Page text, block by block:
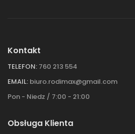
Kontakt
TELEFON: 760 213 554
EMAIL: biuro.rodimax@gmail.com
Pon - Niedz / 7:00 - 21:00
Obsługa Klienta